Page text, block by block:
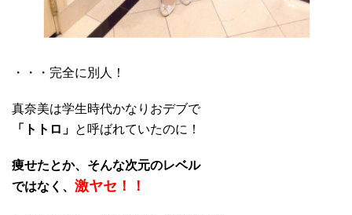
・・・完全に別人！
真奈美は学生時代かなりおデブで
「トトロ」 と呼ばれていたのに！
痩せたとか、そんな次元のレベル
ではなく、 激ヤセ！！